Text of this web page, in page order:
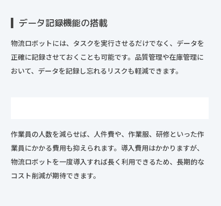
データ記録機能の搭載
物流ロボットには、タスクを実行させるだけでなく、データを
正確に記録させておくことも可能です。品質管理や在庫管理に
おいて、データを記録し忘れるリスクも軽減できます。
作業員の人数を減らせば、人件費や、作業服、研修といった作
業員にかかる費用も抑えられます。導入費用はかかりますが、
物流ロボットを一度導入すれば長く利用できるため、長期的な
コスト削減が期待できます。